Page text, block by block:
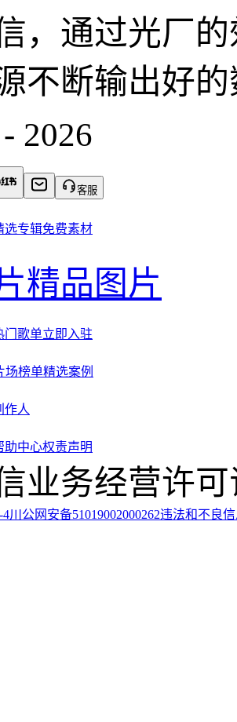
，通过光厂
不断输出好
2026
客服
选专辑免费素材
精品图片
门歌单立即入驻
场榜单精选案例
作人
助中心权责声明
业务经营许可
4川公网安备51019002000262违法和不良